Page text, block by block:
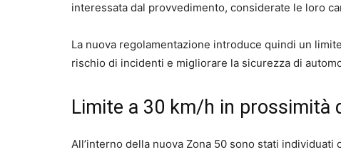
interessata dal provvedimento, considerate le loro
La nuova regolamentazione introduce quindi un
rischio di incidenti e migliorare la sicurezza di
Limite a 30 km/h in prossimità
All’interno della nuova Zona 50 sono stati